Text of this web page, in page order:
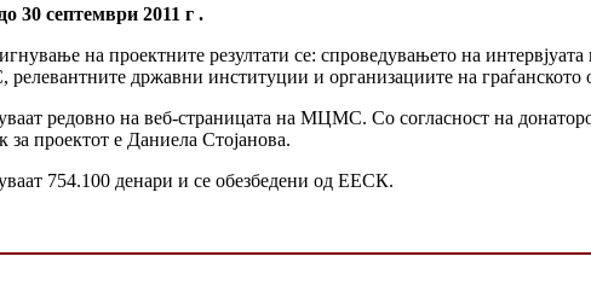
30 септември 2011 г .
на проектните резултати се: спроведувањето на
државни институции и организациите на граѓанското
редовно на веб-страницата на МЦМС. Со согласност на
за проектот е Даниела Стојанова.
754.100 денари и се обезбедени од ЕЕСК.